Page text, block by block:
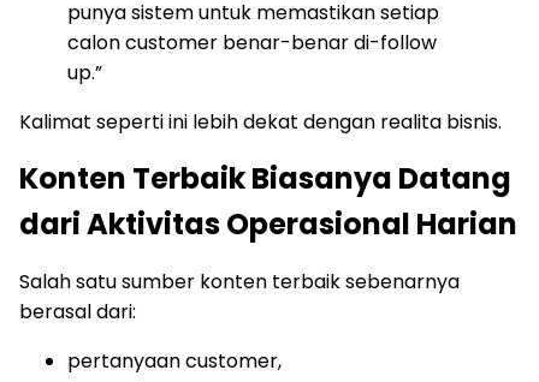
punya sistem untuk memastikan setiap
calon customer benar-benar di-follow
up.”
Kalimat seperti ini lebih dekat dengan realita bisnis.
Konten Terbaik Biasanya Datang
dari Aktivitas Operasional Harian
Salah satu sumber konten terbaik sebenarnya
berasal dari:
pertanyaan customer,